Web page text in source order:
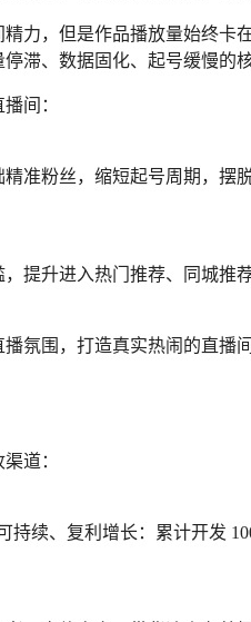
，但是作品播放量始终卡
滞、数据固化、起号缓慢的核
间：
准粉丝，缩短起号周期，摆
提升进入热门推荐、同城推
氛围，打造真实热闹的直播
道：
续、复利增长：累计开发